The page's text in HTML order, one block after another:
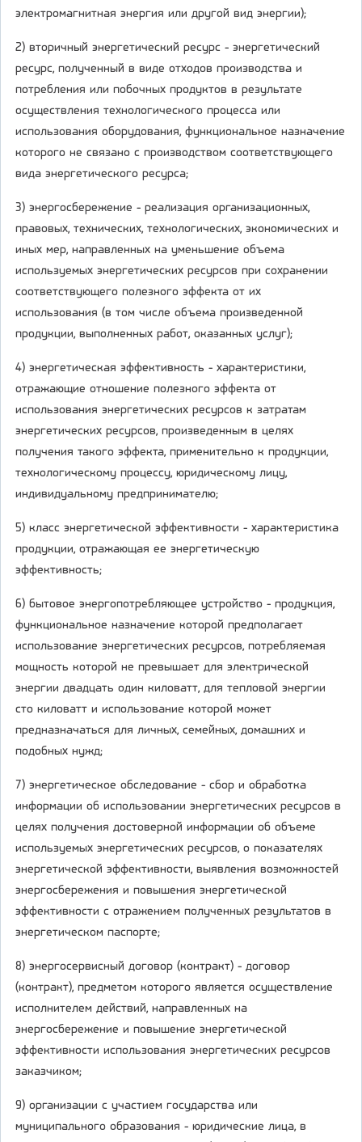
электромагнитная энергия или другой вид энергии);
2) вторичный энергетический ресурс - энергетический
ресурс, полученный в виде отходов производства и
потребления или побочных продуктов в результате
осуществления технологического процесса или
использования оборудования, функциональное назначение
которого не связано с производством соответствующего
вида энергетического ресурса;
3) энергосбережение - реализация организационных,
правовых, технических, технологических, экономических и
иных мер, направленных на уменьшение объема
используемых энергетических ресурсов при сохранении
соответствующего полезного эффекта от их
использования (в том числе объема произведенной
продукции, выполненных работ, оказанных услуг);
4) энергетическая эффективность - характеристики,
отражающие отношение полезного эффекта от
использования энергетических ресурсов к затратам
энергетических ресурсов, произведенным в целях
получения такого эффекта, применительно к продукции,
технологическому процессу, юридическому лицу,
индивидуальному предпринимателю;
5) класс энергетической эффективности - характеристика
продукции, отражающая ее энергетическую
эффективность;
6) бытовое энергопотребляющее устройство - продукция,
функциональное назначение которой предполагает
использование энергетических ресурсов, потребляемая
мощность которой не превышает для электрической
энергии двадцать один киловатт, для тепловой энергии
сто киловатт и использование которой может
предназначаться для личных, семейных, домашних и
подобных нужд;
7) энергетическое обследование - сбор и обработка
информации об использовании энергетических ресурсов в
целях получения достоверной информации об объеме
используемых энергетических ресурсов, о показателях
энергетической эффективности, выявления возможностей
энергосбережения и повышения энергетической
эффективности с отражением полученных результатов в
энергетическом паспорте;
8) энергосервисный договор (контракт) - договор
(контракт), предметом которого является осуществление
исполнителем действий, направленных на
энергосбережение и повышение энергетической
эффективности использования энергетических ресурсов
заказчиком;
9) организации с участием государства или
муниципального образования - юридические лица, в